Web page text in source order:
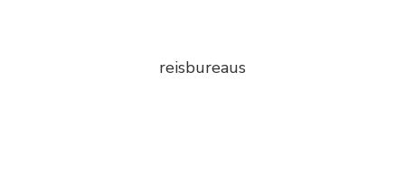
reisbureaus